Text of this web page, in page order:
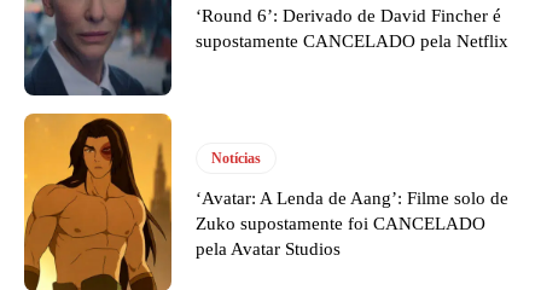
‘Round 6’: Derivado de David Fincher é
supostamente CANCELADO pela Netflix
Notícias
‘Avatar: A Lenda de Aang’: Filme solo de
Zuko supostamente foi CANCELADO
pela Avatar Studios